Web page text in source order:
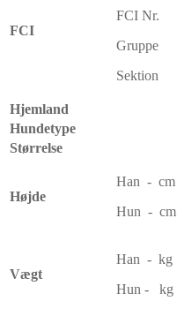
FCI
FCI Nr.
Gruppe
Sektion
Hjemland
Hundetype
Størrelse
Højde
Han - cm
Hun - cm
Vægt
Han - kg
Hun - kg